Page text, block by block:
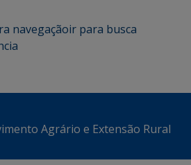
navegaçãoir para busca
Agrário e Extensão Rural